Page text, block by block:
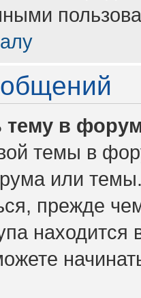
тему в
темы в
или
прежде